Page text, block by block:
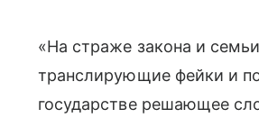
«На страже закона и
транслирующие фейки и
государстве решающее